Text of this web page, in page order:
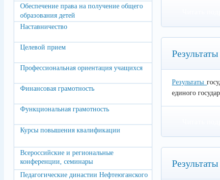
Обеспечение права на получение общего
образования детей
Наставничество
Целевой прием
Профессиональная ориентация учащихся
Финансовая грамотность
Функциональная грамотность
Курсы повышения квалификации
Всероссийские и региональные
конференции, семинары
Педагогические династии Нефтеюганского
Результаты
единого